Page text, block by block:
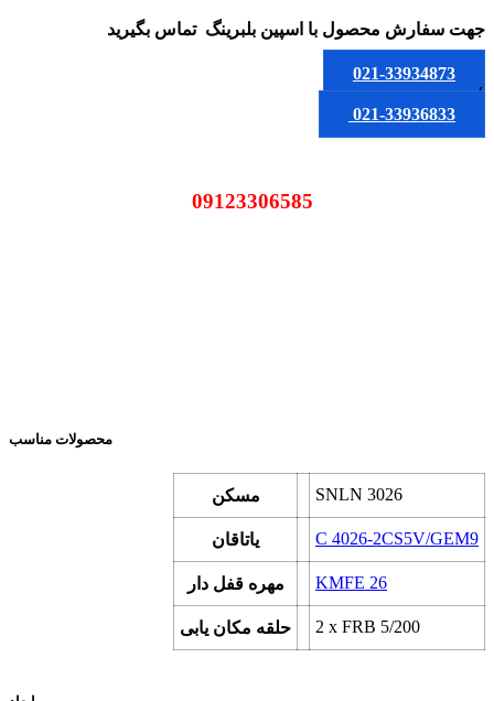
جهت سفارش محصول با اسپین بلبرینگ تماس بگیرید
021-33934873
یا
021-33936833
محصولات مناسب
مسکن SNLN 3026
یاتاقان C 4026-2CS5V/GEM9
مهره قفل دار KMFE 26
حلقه مکان یابی 2 x FRB 5/200